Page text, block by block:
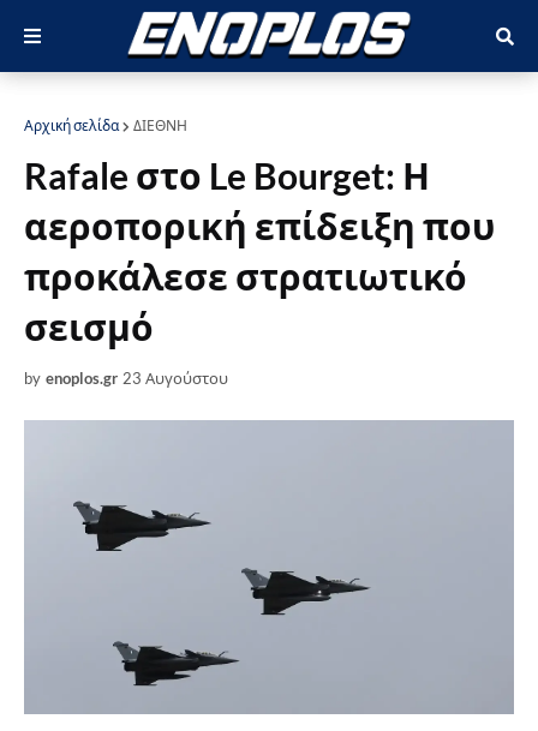
Αρχική σελίδα ΔΙΕΘΝΗ
Rafale στο Le Bourget: Η
αεροπορική επίδειξη που
προκάλεσε στρατιωτικό
σεισμό
by enoplos.gr 23 Αυγούστου